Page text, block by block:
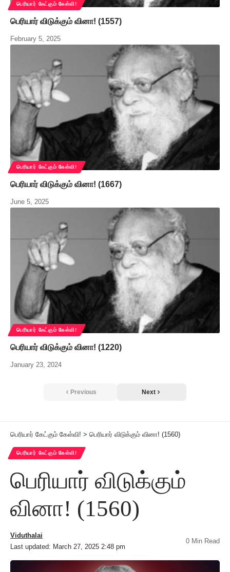
பெரியார் கேட்கும் கேள்வி!
பெரியார் விடுக்கும் வினா! (1557)
February 5, 2025
பெரியார் கேட்கும் கேள்வி!
பெரியார் விடுக்கும் வினா! (1667)
June 5, 2025
பெரியார் கேட்கும் கேள்வி!
பெரியார் விடுக்கும் வினா! (1220)
January 23, 2024
Previous Next
பெரியார் கேட்கும் கேள்வி! > பெரியார் விடுக்கும் வினா! (1560)
பெரியார் கேட்கும் கேள்வி!
பெரியார் விடுக்கும்
வினா! (1560)
Last updated: March 27, 2025 2:48 pm
Viduthalai
0 Min Read